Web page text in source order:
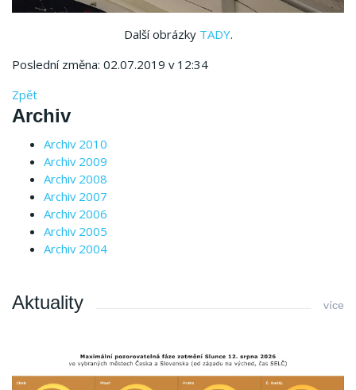
Další obrázky TADY.
Poslední změna: 02.07.2019 v 12:34
Zpět
Archiv
Archiv 2010
Archiv 2009
Archiv 2008
Archiv 2007
Archiv 2006
Archiv 2005
Archiv 2004
Aktuality více